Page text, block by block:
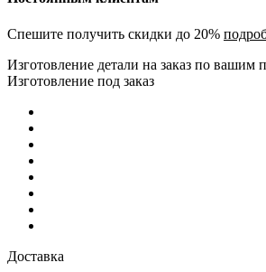
Спешите получить скидки до 20%
Изготовление детали на заказ по вашим
Изготовление под заказ
Доставка